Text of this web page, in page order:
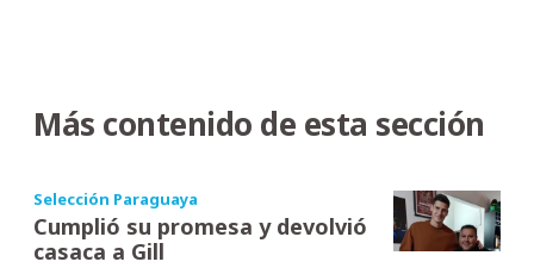
Más contenido de esta sección
Selección Paraguaya
Cumplió su promesa y devolvió
casaca a Gill